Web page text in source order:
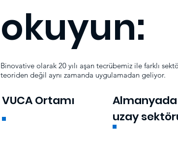
okuyun:
Binovative olarak 20 yılı aşan tecrübemiz ile farklı
teoriden değil aynı zamanda uygulamadan geliyor.
VUCA Ortamı
Almanyada
uzay